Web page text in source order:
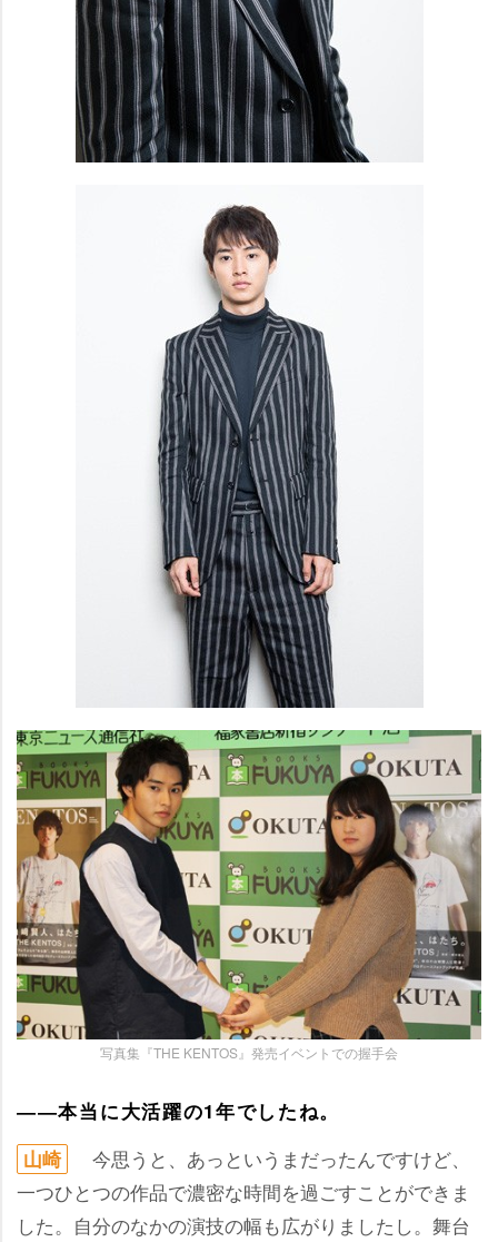
写真集『THE KENTOS』発売イベントでの握手会
――本当に大活躍の1年でしたね。
山崎
今思うと、あっというまだったんですけど、
一つひとつの作品で濃密な時間を過ごすことができま
した。自分のなかの演技の幅も広がりましたし。舞台